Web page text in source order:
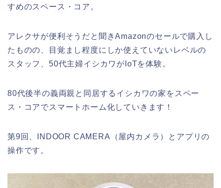
すめのスペース・コア。
アレクサが便利そうだと聞きAmazonのセールで購入し
たものの、目覚まし程度にしか使えていないレベルの
スタッフ、50代主婦イシカワがIoTを体験。
80代後半の義両親と同居するイシカワの家をスペー
ス・コアでスマートホーム化していきます！
第9回、INDOOR CAMERA（屋内カメラ）とアプリの
操作です。